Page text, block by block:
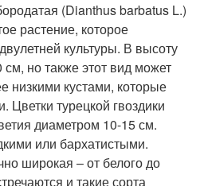
(Dianthus barbatus L.)
растение, которое
культуры. В высоту
см, но также этот вид может
низкими кустами, которые
турецкой гвоздики
диаметром 10-15 см.
или бархатистыми.
широкая – от белого до
и такие сорта